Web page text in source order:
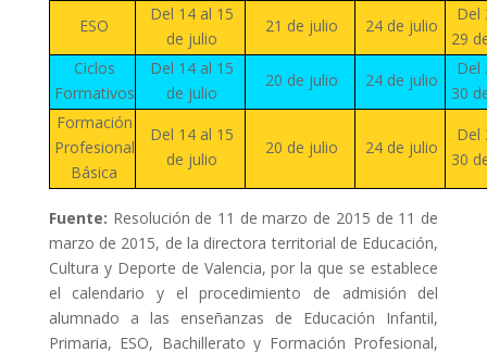
ESO
Del 14 al 15
de julio
21 de julio 24 de julio
Del
29
Ciclos
Formativos
Del 14 al 15
de julio
20 de julio 24 de julio
Del
30
Formación
Profesional
Básica
Del 14 al 15
de julio
20 de julio 24 de julio
Del
30
Fuente: Resolución de 11 de marzo de 2015 de 11 de
marzo de 2015, de la directora territorial de Educación,
Cultura y Deporte de Valencia, por la que se establece
el calendario y el procedimiento de admisión del
alumnado a las enseñanzas de Educación Infantil,
Primaria, ESO, Bachillerato y Formación Profesional,